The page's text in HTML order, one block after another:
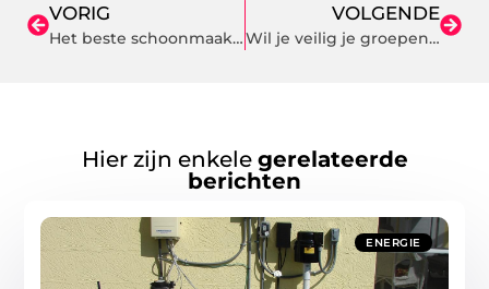
VORIG
Het beste schoonmaakbedrijf in Enschede
VOLGENDE
Wil je veilig je groepenkast vervangen hebben?
Hier zijn enkele gerelateerde
berichten
ENERGIE